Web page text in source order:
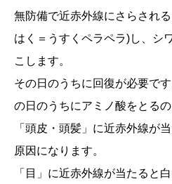
無防備で近赤外線にさらされ
はく＝うすくペラペラ)し、シ
こします。
その日のうちに回復が必要で
の日のうちにアミノ酸をとるの
「頭皮・頭髪」に近赤外線が
原因になります。
「目」に近赤外線が当たると